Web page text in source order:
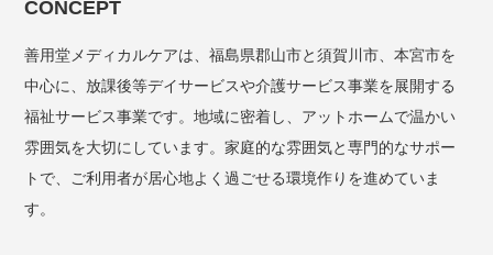
CONCEPT
善用堂メディカルケアは、福島県郡山市と須賀川市、本宮市を
中心に、放課後等デイサービスや介護サービス事業を展開する
福祉サービス事業です。地域に密着し、アットホームで温かい
雰囲気を大切にしています。家庭的な雰囲気と専門的なサポー
トで、ご利用者が居心地よく過ごせる環境作りを進めていま
す。